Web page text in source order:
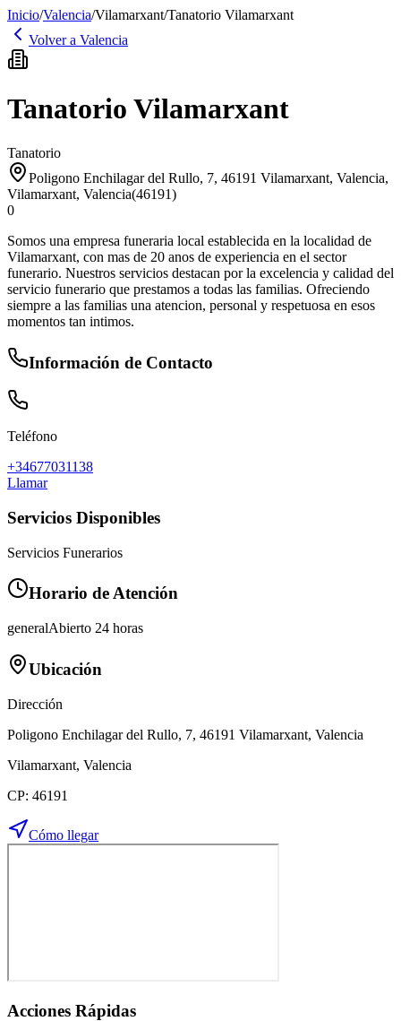
Inicio/Valencia/Vilamarxant/Tanatorio Vilamarxant
Volver a Valencia
Tanatorio Vilamarxant
Tanatorio
Poligono Enchilagar del Rullo, 7, 46191 Vilamarxant, Valencia,
Vilamarxant, Valencia(46191)
0
Somos una empresa funeraria local establecida en la localidad de
Vilamarxant, con mas de 20 anos de experiencia en el sector
funerario. Nuestros servicios destacan por la excelencia y calidad del
servicio funerario que prestamos a todas las familias. Ofreciendo
siempre a las familias una atencion, personal y respetuosa en esos
momentos tan intimos.
Información de Contacto
Teléfono
+34677031138
Llamar
Servicios Disponibles
Servicios Funerarios
Horario de Atención
generalAbierto 24 horas
Ubicación
Dirección
Poligono Enchilagar del Rullo, 7, 46191 Vilamarxant, Valencia
Vilamarxant, Valencia
CP: 46191
Cómo llegar
Acciones Rápidas